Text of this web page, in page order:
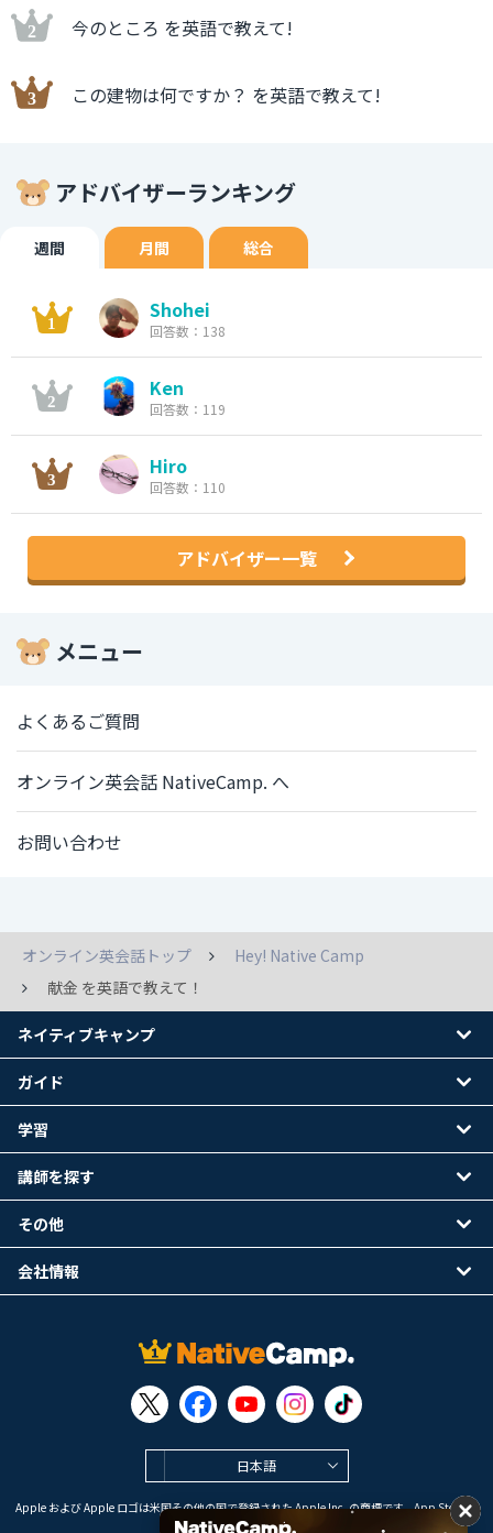
今のところ を英語で教えて!
この建物は何ですか？ を英語で教えて!
アドバイザーランキング
週間 月間 総合
Shohei
回答数：138
Ken
回答数：119
Hiro
回答数：110
アドバイザー一覧
メニュー
よくあるご質問
オンライン英会話 NativeCamp. へ
お問い合わせ
オンライン英会話トップ
Hey! Native Camp
献金 を英語で教えて！
日本語
Apple および Apple ロゴは米国その他の国で登録された Apple Inc. の商標です。App Store は
Apple Inc. のサービスマークです。
ネイティブキャンプ
ガイド
学習
講師を探す
その他
会社情報